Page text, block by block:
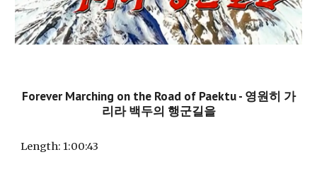
Forever Marching on the Road of Paektu - 영원히 가
리라 백두의 행군길을
Length: 1:00:43